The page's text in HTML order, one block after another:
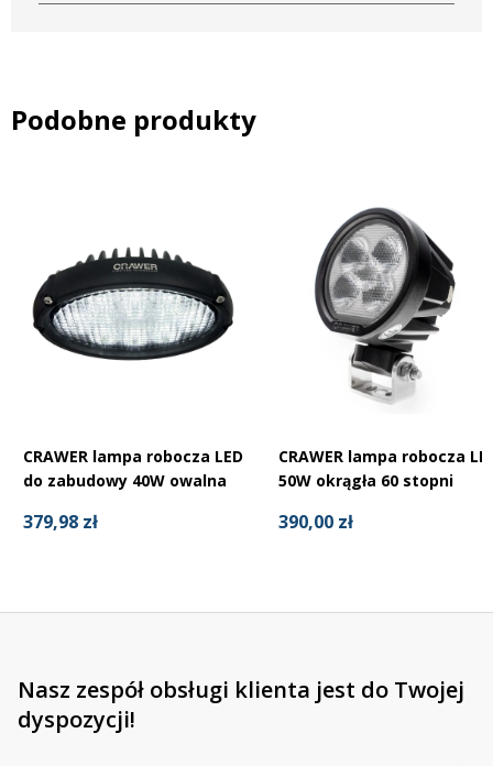
Podobne produkty
CRAWER lampa robocza LED
do zabudowy 40W owalna
379,98 zł
CRAWER lampa robocza
50W okrągła 60 stopni
390,00 zł
Nasz zespół obsługi klienta jest do Twojej
dyspozycji!